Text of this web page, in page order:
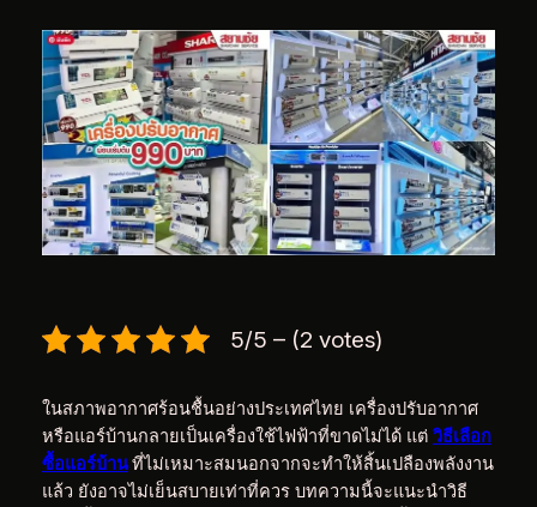
5/5 – (2 votes)
ในสภาพอากาศร้อนชื้นอย่างประเทศไทย เครื่องปรับอากาศ
หรือแอร์บ้านกลายเป็นเครื่องใช้ไฟฟ้าที่ขาดไม่ได้ แต่ วิธีเลือก
ซื้อแอร์บ้านที่ไม่เหมาะสมนอกจากจะทำให้สิ้นเปลืองพลังงาน
แล้ว ยังอาจไม่เย็นสบายเท่าที่ควร บทความนี้จะแนะนำวิธี